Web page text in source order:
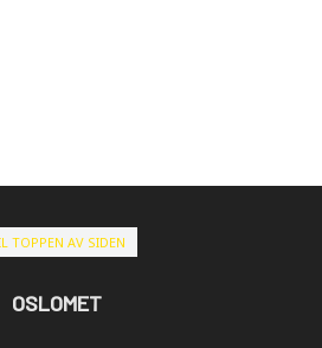
TOPPEN AV SIDEN
OSLOMET